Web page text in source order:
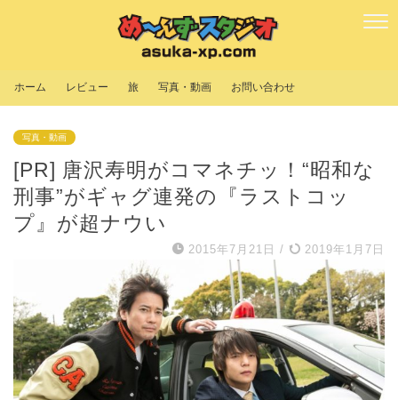
ホーム レビュー 旅 写真・動画 お問い合わせ
写真・動画
[PR] 唐沢寿明がコマネチッ！“昭和な
刑事”がギャグ連発の『ラストコッ
プ』が超ナウい
2015年7月21日 / 2019年1月7日